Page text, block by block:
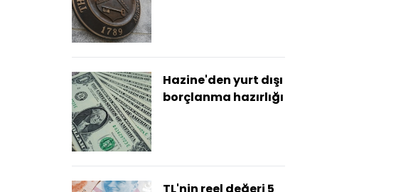
Hazine'den yurt dışı
borçlanma hazırlığı